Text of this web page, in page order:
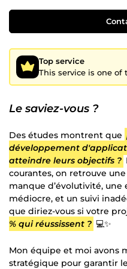
Top service
This service is one of
Le saviez-vous ?
Des études montrent que
développement
atteindre leurs objectifs ?
courantes, on retrouve
manque d’évolutivité,
médiocre, et un suivi
que diriez-vous si votre
% qui réussissent ? 💻✨
Mon équipe et moi avons
stratégique pour garantir